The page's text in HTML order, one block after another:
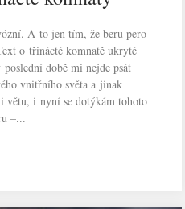
A to jen tím, že beru pero
o třinácté komnatě ukryté
době mi nejde psát
vnitřního světa a jinak
větu, i nyní se dotýkám tohoto
–...